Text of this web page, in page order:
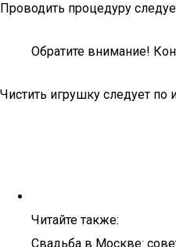
Проводить процедуру
Обратите внимание!
Чистить игрушку следует по
Читайте также:
Свадьба в Москве: